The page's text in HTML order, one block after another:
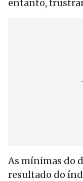
entanto,
As mínimas do
resultado do